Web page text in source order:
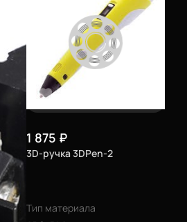
1 875 ₽
3D-ручка 3DPen-2
Тип материала